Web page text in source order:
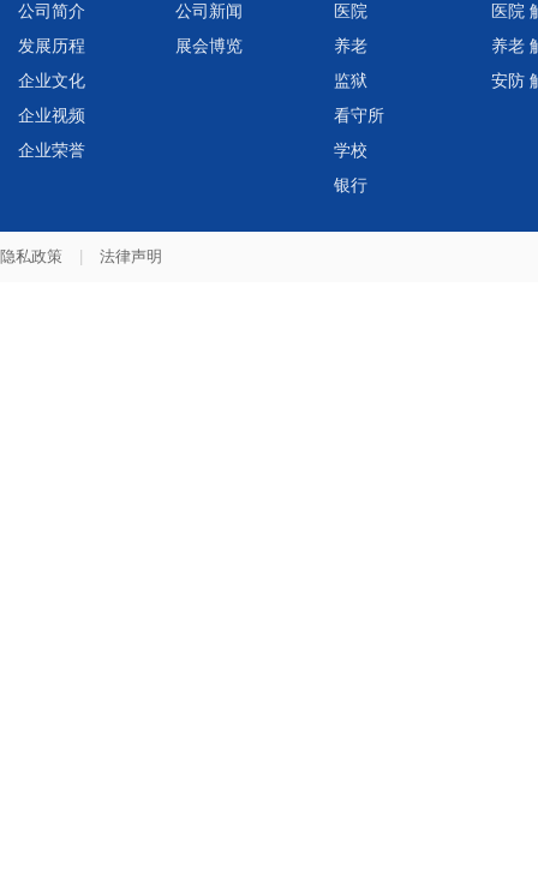
公司简介
发展历程
企业文化
企业视频
企业荣誉
公司新闻
展会博览
医院
养老
监狱
看守所
学校
银行
医院
养老
安防
隐私政策 法律声明